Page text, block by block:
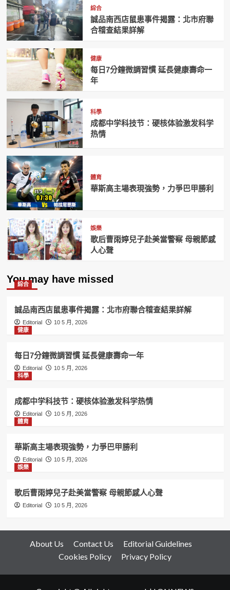
綜合
誠品南西店鼠患事件揭露：北市府聯
合稽查結果詳解
健康
每日7分鐘微調習慣 延長健康壽命一
年
科學
成都中学科技节：硬核体验激发科学
热情
體育
華斯高主場表現強勢，力爭巴甲勝利
娛樂
歌后曹雨婷兒子赴美當警察 母親節感
人心聲
You may have missed
綜合
誠品南西店鼠患事件揭露：北市府聯合稽查結果詳解
Editorial
10 5 月, 2026
健康
每日7分鐘微調習慣 延長健康壽命一年
Editorial
10 5 月, 2026
科學
成都中学科技节：硬核体验激发科学热情
Editorial
10 5 月, 2026
體育
華斯高主場表現強勢，力爭巴甲勝利
Editorial
10 5 月, 2026
娛樂
歌后曹雨婷兒子赴美當警察 母親節感人心聲
Editorial 10 5 月, 2026
About Us Contact Us
Editorial Guidelines
Cookies Policy
Privacy Policy